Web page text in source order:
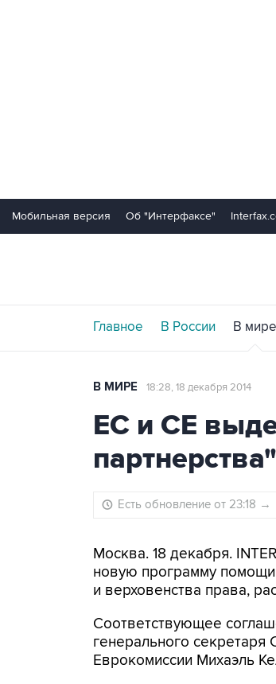
Мобильная версия Об "Интерфаксе"
Главное В России В мире
В МИРЕ 18:28, 18 декабря 2014
ЕС и СЕ
Есть обновление от 23:18 →
Москва. 18 декабря.
новую программу помощи
и верховенства права,
Соответствующее
генерального секретаря
Еврокомиссии Михаэль